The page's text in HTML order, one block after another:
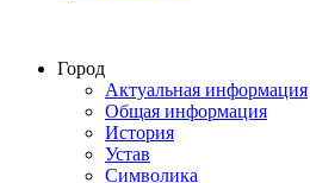
Город
Актуальная информация
Общая информация
История
Устав
Символика